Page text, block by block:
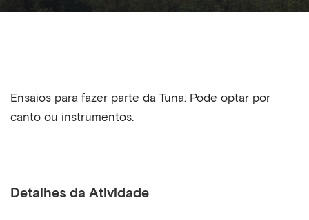
Ensaios para fazer parte da Tuna. Pode optar por
canto ou instrumentos.
Detalhes da Atividade